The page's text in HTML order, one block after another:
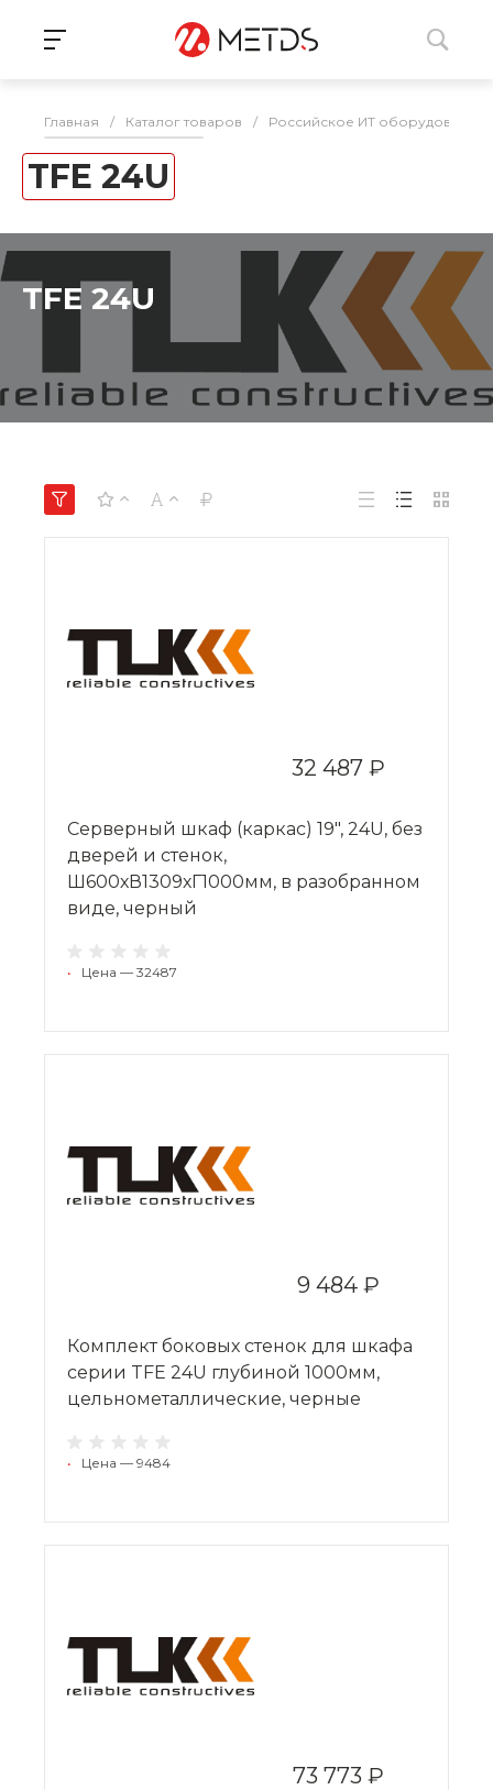
Главная / Каталог товаров / Российское ИТ оборудование
TFE 24U
TFE 24U
32 487 ₽
Серверный шкаф (каркас) 19", 24U, без
дверей и стенок,
Ш600хВ1309хГ1000мм, в разобранном
виде, черный
• Цена — 32487
9 484 ₽
Комплект боковых стенок для шкафа
серии TFE 24U глубиной 1000мм,
цельнометаллические, черные
• Цена — 9484
73 773 ₽